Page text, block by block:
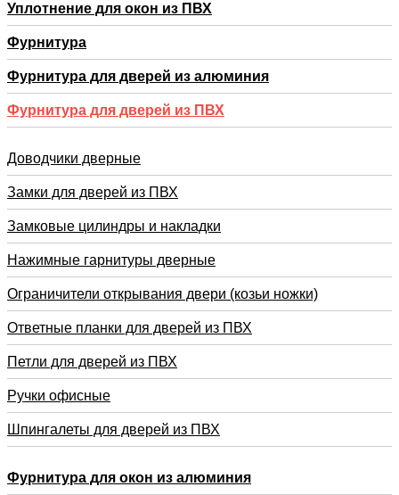
Уплотнение для окон из ПВХ
Фурнитура
Фурнитура для дверей из алюминия
Фурнитура для дверей из ПВХ
Доводчики дверные
Замки для дверей из ПВХ
Замковые цилиндры и накладки
Нажимные гарнитуры дверные
Ограничители открывания двери (козьи ножки)
Ответные планки для дверей из ПВХ
Петли для дверей из ПВХ
Ручки офисные
Шпингалеты для дверей из ПВХ
Фурнитура для окон из алюминия